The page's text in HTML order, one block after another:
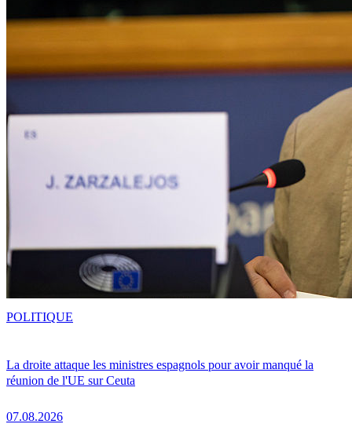
La droite attaque les ministres espagnols pour avoir manqué la
réunion de l'UE sur Ceuta
07.08.2026
POLITIQUE